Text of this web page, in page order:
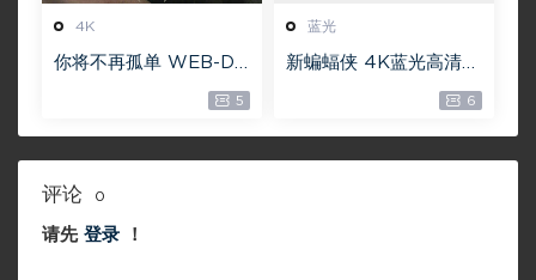
4K
你将不再孤单 WEB-DL
版下载 2022 You Wo
n’t Be Alone 19.1G [21
60P][4K]
5
蓝光
新蝙蝠侠 4K蓝光高清M
KV版/蝙蝠侠(港/台) /
重启版蝙蝠侠 2022 Th
e Batman
6
评论 0
请先 登录 ！